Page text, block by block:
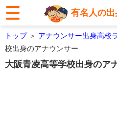
有名人の
トップ＞ アナウンサー出身高校
校出身のアナウンサー
大阪青凌高等学校出身のア